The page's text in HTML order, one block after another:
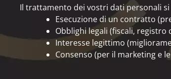
Il trattamento dei vostri dati personali
Esecuzione di un contratto
Obblighi legali (fiscali,
Interesse legittimo
Consenso (per il marketing e